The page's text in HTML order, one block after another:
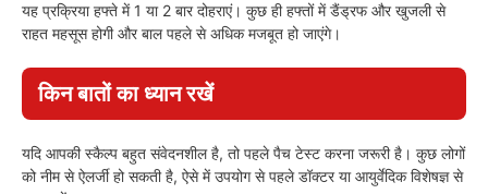
यह प्रक्रिया हफ्ते में 1 या 2 बार दोहराएं। कुछ ही हफ्तों में डैंड्रफ और खुजली से
राहत महसूस होगी और बाल पहले से अधिक मजबूत हो जाएंगे।
किन बातों का ध्यान रखें
यदि आपकी स्कैल्प बहुत संवेदनशील है, तो पहले पैच टेस्ट करना जरूरी है। कुछ लोगों
को नीम से ऐलर्जी हो सकती है, ऐसे में उपयोग से पहले डॉक्टर या आयुर्वेदिक विशेषज्ञ से